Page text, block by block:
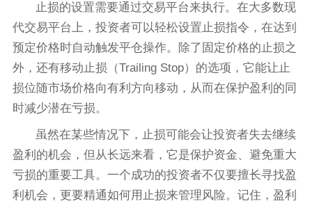
止损的设置需要通过交易平台来执行。在大多数现
代交易平台上，投资者可以轻松设置止损指令，在达到
预定价格时自动触发平仓操作。除了固定价格的止损之
外，还有移动止损（Trailing Stop）的选项，它能让止
损位随市场价格向有利方向移动，从而在保护盈利的同
时减少潜在亏损。
虽然在某些情况下，止损可能会让投资者失去继续
盈利的机会，但从长远来看，它是保护资金、避免重大
亏损的重要工具。一个成功的投资者不仅要擅长寻找盈
利机会，更要精通如何用止损来管理风险。记住，盈利